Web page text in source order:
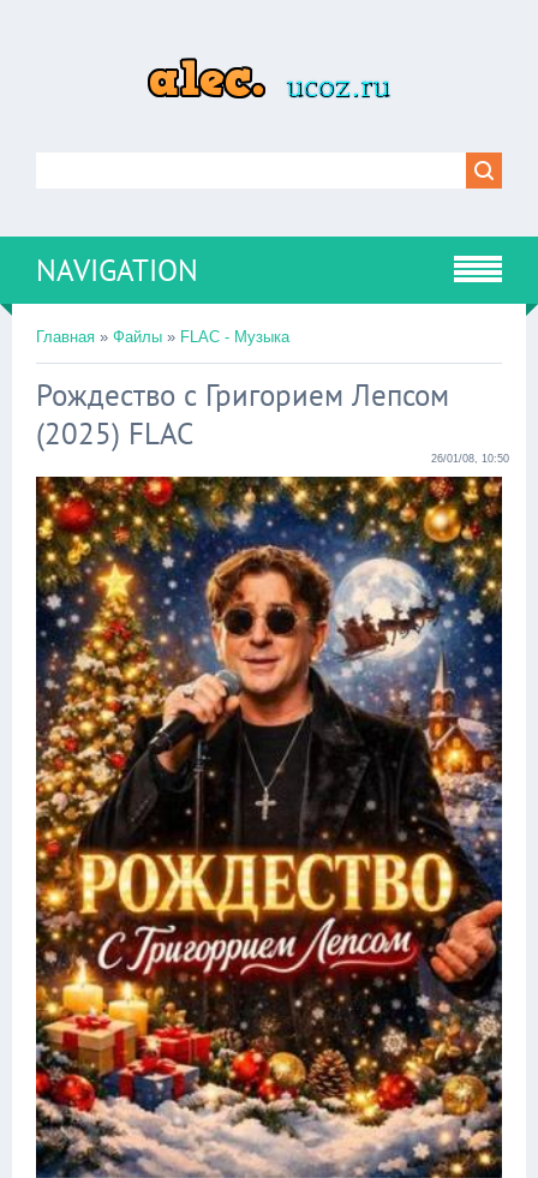
NAVIGATION
Главная » Файлы » FLAC - Музыка
Рождество с Григорием Лепсом
(2025) FLAC
26/01/08, 10:50